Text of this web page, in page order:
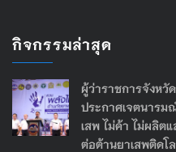
กิจกรรมล่าสุด
ผู้ว่าราชการจังหวั
ประกาศเจตนารม
เสพ ไม่ค้า ไม่ผลิต
ต่อต้านยาเสพติดโ